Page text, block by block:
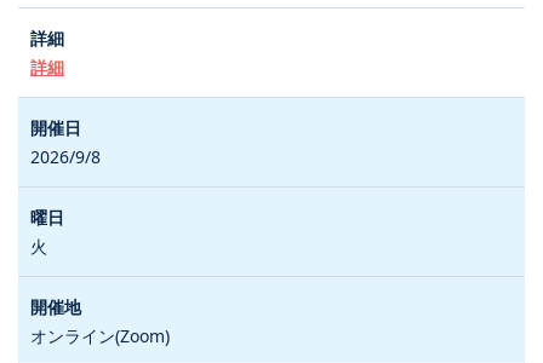
詳細
2026/9/8
火
オンライン(Zoom)